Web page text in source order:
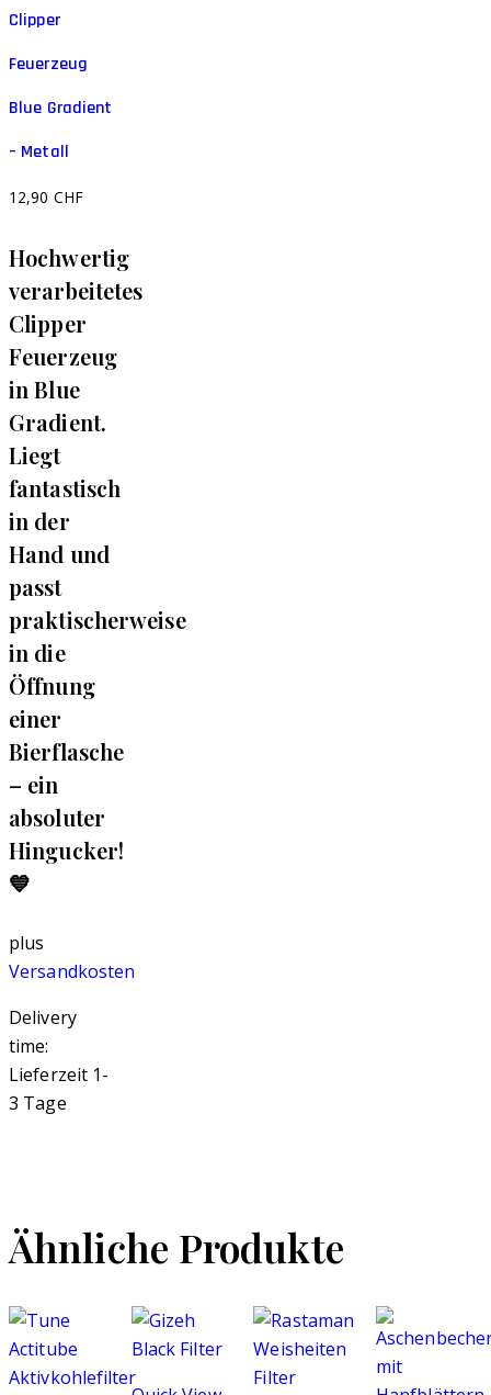
Clipper
Feuerzeug
Blue Gradient
– Metall
12,90 CHF
Hochwertig
verarbeitetes
Clipper
Feuerzeug
in Blue
Gradient.
Liegt
fantastisch
in der
Hand und
passt
praktischerweise
in die
Öffnung
einer
Bierflasche
– ein
absoluter
Hingucker!
💙
plus
Versandkosten
Delivery
time:
Lieferzeit 1-
3 Tage
Ähnliche Produkte